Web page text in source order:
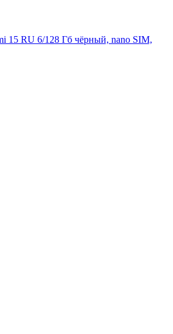
15 RU 6/128 Гб чёрный, nano SIM,